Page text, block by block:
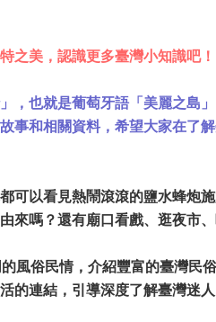
之美，認識更多臺灣小知識吧！
，也就是葡萄牙語「美麗之島
事和相關資料，希望大家在了
可以看見熱鬧滾滾的鹽水蜂炮
來嗎？還有廟口看戲、逛夜市
風俗民情，介紹豐富的臺灣民
的連結，引導深度了解臺灣迷